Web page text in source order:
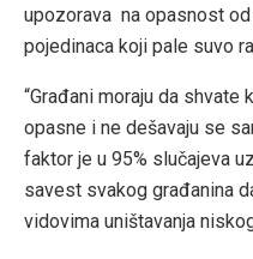
upozorava na opasnost
pojedinaca koji pale suvo
“Građani moraju da
opasne i ne dešavaju se
faktor je u 95% slučajeva
savest svakog građanina
vidovima uništavanja